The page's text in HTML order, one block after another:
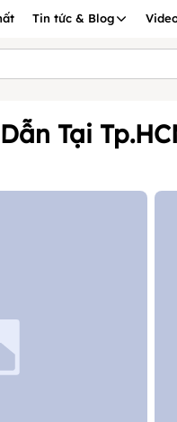
Tin tức & Blog
Tại